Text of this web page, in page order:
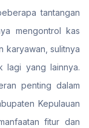
tantangan
mengontrol kas
karyawan, sulitnya
lagi yang lainnya.
penting dalam
Kepulauan
fitur dan